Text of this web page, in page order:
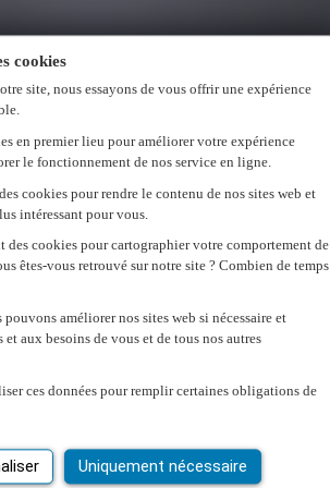
cookies
site, nous essayons de vous offrir une expérience
en premier lieu pour améliorer votre expérience
le fonctionnement de nos service en ligne.
cookies pour rendre le contenu de nos sites web et
intéressant pour vous.
des cookies pour cartographier votre comportement de
êtes-vous retrouvé sur notre site ? Combien de temps
pouvons améliorer nos sites web si nécessaire et
et aux besoins de vous et de tous nos autres
ces données pour remplir certaines obligations de
Uniquement nécessaire